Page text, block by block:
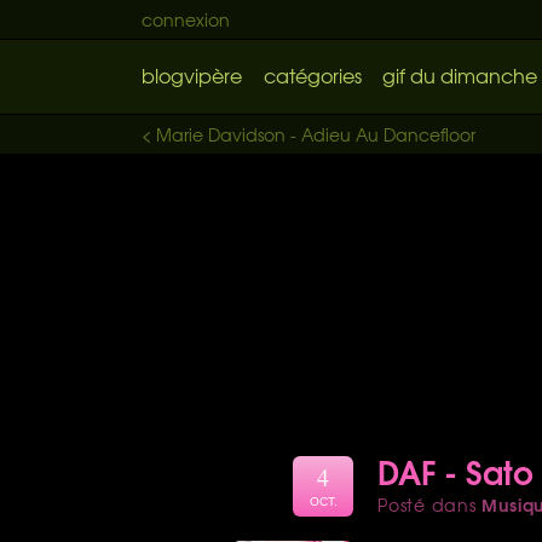
connexion
blogvipère catégories gif du dimanche
< Marie Davidson - Adieu Au Dancefloor
DAF -
Posté dans
4
OCT.